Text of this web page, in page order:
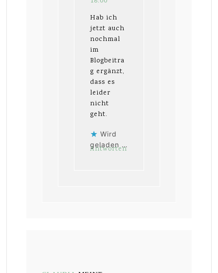
Hab ich
jetzt auch
nochmal
im
Blogbeitra
g ergänzt,
dass es
leider
nicht
geht.
Wird
geladen …
Antworten